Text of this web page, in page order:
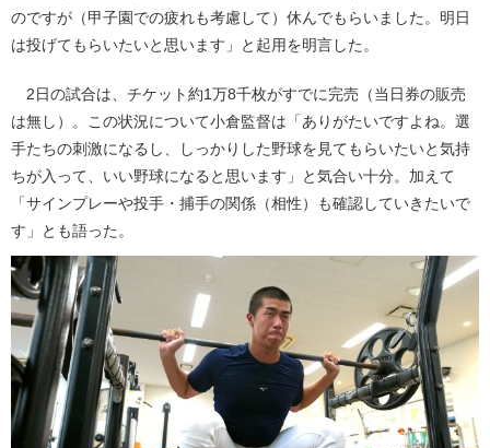
のですが（甲子園での疲れも考慮して）休んでもらいました。明日
は投げてもらいたいと思います」と起用を明言した。
2日の試合は、チケット約1万8千枚がすでに完売（当日券の販売
は無し）。この状況について小倉監督は「ありがたいですよね。選
手たちの刺激になるし、しっかりした野球を見てもらいたいと気持
ちが入って、いい野球になると思います」と気合い十分。加えて
「サインプレーや投手・捕手の関係（相性）も確認していきたいで
す」とも語った。